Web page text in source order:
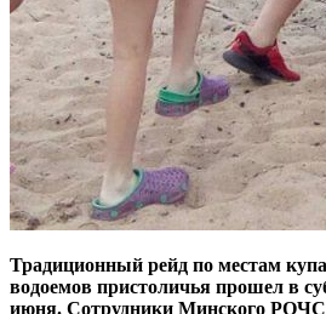
Традиционный рейд по местам
водоемов пристоличья прошел в
июня. Сотрудники Минского